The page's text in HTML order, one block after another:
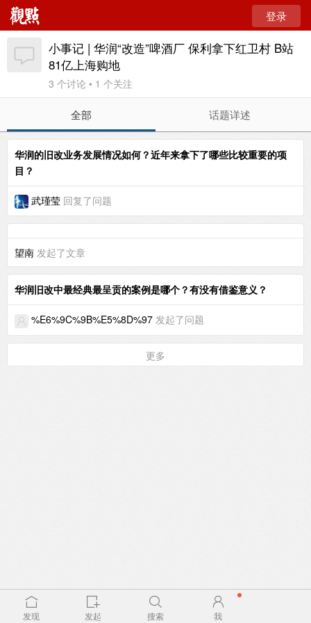
登录
小事记 | 华润“改造”啤酒厂 保利拿下红卫村 B站
81亿上海购地
3 个讨论 • 1 个关注
全部 话题详述
华润的旧改业务发展情况如何？近年来拿下了哪些比较重要的项
目？
武瑾莹 回复了问题
望南 发起了文章
华润旧改中最经典最呈贡的案例是哪个？有没有借鉴意义？
%E6%9C%9B%E5%8D%97 发起了问题
更多
发现 发起 搜索 我